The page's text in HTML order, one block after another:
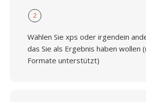
2
Wählen Sie xps oder irgendein
das Sie als Ergebnis haben wollen
Formate unterstützt)